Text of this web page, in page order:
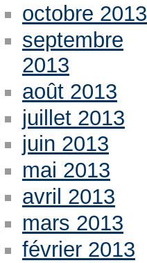
octobre 2013
septembre
2013
août 2013
juillet 2013
juin 2013
mai 2013
avril 2013
mars 2013
février 2013